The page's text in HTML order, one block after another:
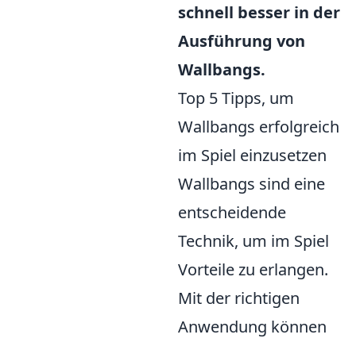
schnell besser in der
Ausführung von
Wallbangs.
Top 5 Tipps, um
Wallbangs erfolgreich
im Spiel einzusetzen
Wallbangs sind eine
entscheidende
Technik, um im Spiel
Vorteile zu erlangen.
Mit der richtigen
Anwendung können